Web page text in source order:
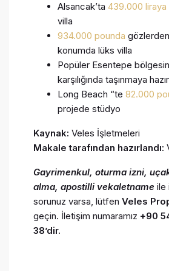
Alsancak’ta 439.000 liraya
villa
934.000 pounda
konumda lüks villa
Popüler Esentepe
karşılığında taşınmaya
Long Beach “te 82.000
projede stüdyo
Kaynak: Veles İşletmeleri
Makale tarafından hazırlandı:
Gayrimenkul, oturma izni,
alma, apostilli vekaletname ile
sorunuz varsa, lütfen Veles
geçin. İletişim numaramız +90
38’dir.